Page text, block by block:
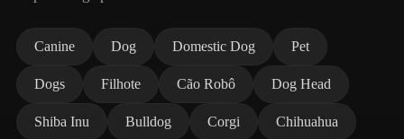
Canine Dog Domestic Dog Pet
Dogs Filhote Cão Robô Dog Head
Shiba Inu Bulldog Corgi Chihuahua